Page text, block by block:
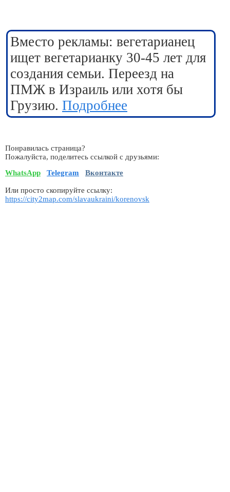
Вместо рекламы: вегетарианец
ищет вегетарианку 30-45 лет для
создания семьи. Переезд на
ПМЖ в Израиль или хотя бы
Грузию. Подробнее
Понравилась страница?
Пожалуйста, поделитесь ссылкой с друзьями:
WhatsApp
Telegram Вконтакте
Или просто скопируйте ссылку:
https://city2map.com/slavaukraini/korenovsk